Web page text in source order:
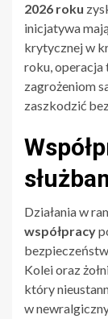
2026 roku
inicjatywa
krytycznej w
roku, operacja
zagrożeniom
zaszkodzić
Działania w
współpracy
Kolei oraz
który
w